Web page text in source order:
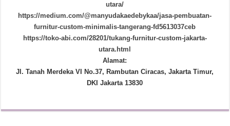
utara/
https://medium.com/@manyudakaedebykaa/jasa-pembuatan-
furnitur-custom-minimalis-tangerang-fd5613037ceb
https://toko-abi.com/28201/tukang-furnitur-custom-jakarta-
utara.html
Alamat:
Jl. Tanah Merdeka VI No.37, Rambutan Ciracas, Jakarta Timur,
DKI Jakarta 13830